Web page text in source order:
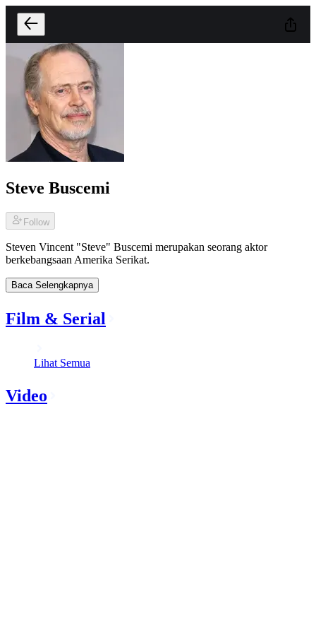
Steve Buscemi
Follow
Steven Vincent "Steve" Buscemi merupakan seorang aktor
berkebangsaan Amerika Serikat.
Baca Selengkapnya
Film & Serial
Lihat Semua
Video